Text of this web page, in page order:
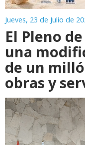
Jueves, 23 de Julio de
El Pleno
una
de un
obras y